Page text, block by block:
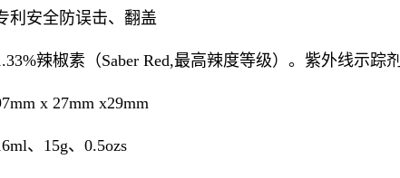
利安全防误击、翻盖
辣椒素（Saber Red,最高辣度等级）。紫外线示踪剂
x 27mm x29mm
、15g、0.5ozs